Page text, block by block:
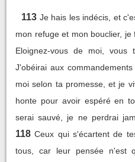
113 Je hais les indécis, et
mon refuge et mon bouclier, je
Eloignez-vous de moi,
J'obéirai aux
moi selon ta promesse, et je
honte pour avoir espéré en
serai sauvé, je ne perdrai
118 Ceux qui s'écartent de
tous, car leur pensée n'est